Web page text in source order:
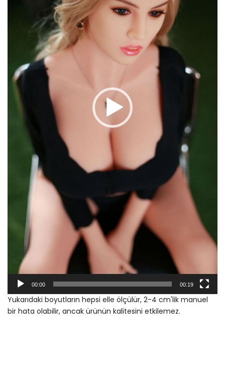
00:00 00:19
Yukarıdaki boyutların hepsi elle ölçülür, 2-4 cm'lik manuel
bir hata olabilir, ancak ürünün kalitesini etkilemez.